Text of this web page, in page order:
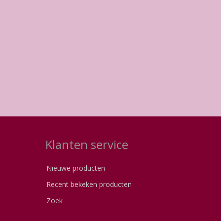
Klanten service
Nieuwe producten
Recent bekeken producten
Zoek